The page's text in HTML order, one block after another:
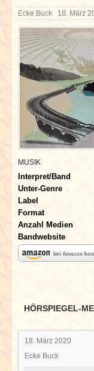
NEWS &
BERICHTE
INTERVIEWS
SPECIALS
REDAKTION
LINKS
ARCHIV
Ecke Buck 18. März
MUSIK
Interpret/Band
Unter-Genre
Label
Format
Anzahl Medien
Bandwebsite
HÖRSPIEGEL-
18. März 2020
Ecke Buck